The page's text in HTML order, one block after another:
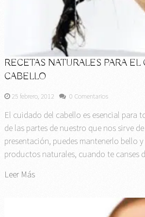
RECETAS NATURALES PARA
CABELLO
25 febrero, 2012 0 Comentarios
El cuidado del cabello es esencial para
de las partes de nuestro que nos sirve
presentación, puedes mantenerlo bello
productos naturales, cuando te canses
Leer Más